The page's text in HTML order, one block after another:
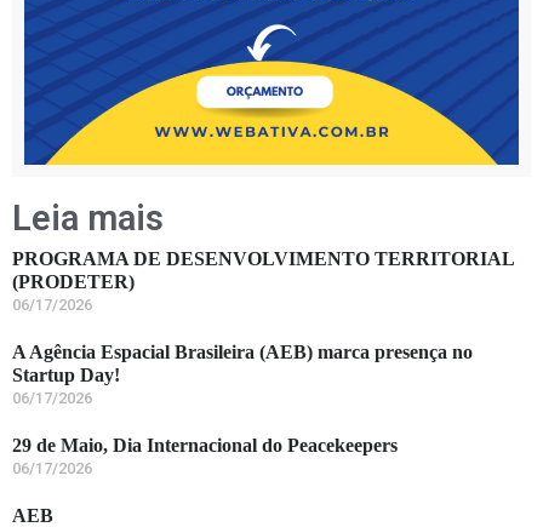
Leia mais
PROGRAMA DE DESENVOLVIMENTO TERRITORIAL
(PRODETER)
06/17/2026
A Agência Espacial Brasileira (AEB) marca presença no
Startup Day!
06/17/2026
29 de Maio, Dia Internacional do Peacekeepers
06/17/2026
AEB